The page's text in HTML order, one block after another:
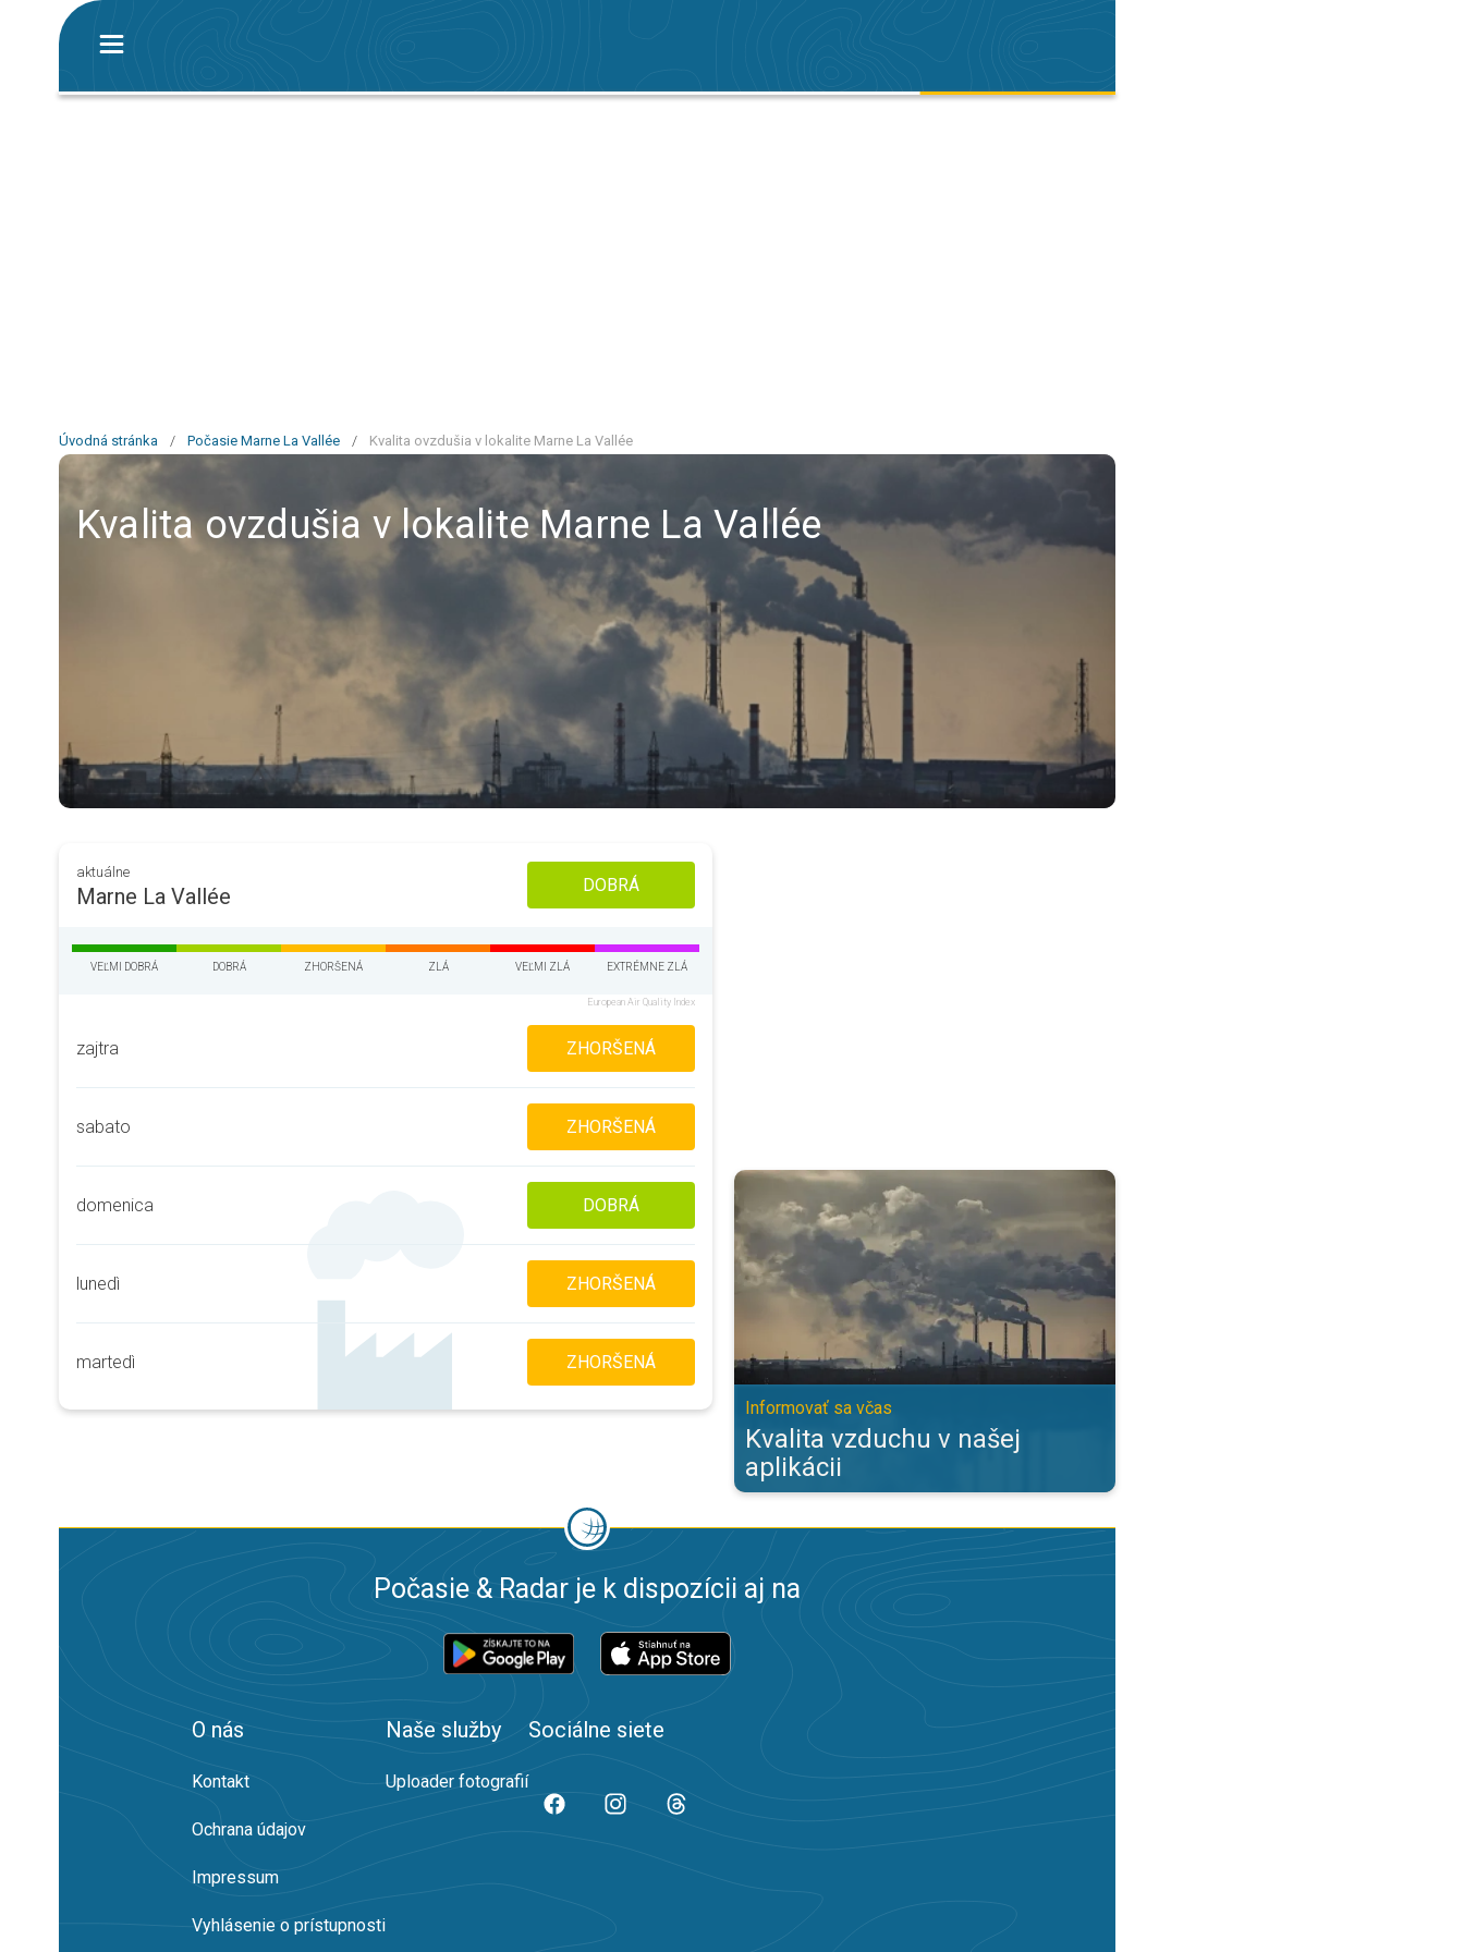
Úvodná stránka / Počasie Marne La Vallée / Kvalita ovzdušia v lokalite Marne La Vallée
Kvalita ovzdušia v lokalite Marne La Vallée
aktuálne
Marne La Vallée DOBRÁ
VEĽMI DOBRÁ DOBRÁ ZHORŠENÁ ZLÁ VEĽMI ZLÁ EXTRÉMNE ZLÁ
European Air Quality Index
zajtra ZHORŠENÁ
sabato ZHORŠENÁ
domenica DOBRÁ
lunedì ZHORŠENÁ
martedì ZHORŠENÁ
Kvalita vzduchu v našej aplikácii. Informovať sa včas. . .
Informovať sa včas
Kvalita vzduchu v našej
aplikácii
Počasie & Radar je k dispozícii aj na
O nás
Kontakt
Ochrana údajov
Impressum
Vyhlásenie o prístupnosti
Naše služby
Uploader fotografií
Sociálne siete